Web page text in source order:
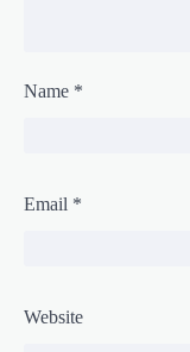
Name *
Email *
Website